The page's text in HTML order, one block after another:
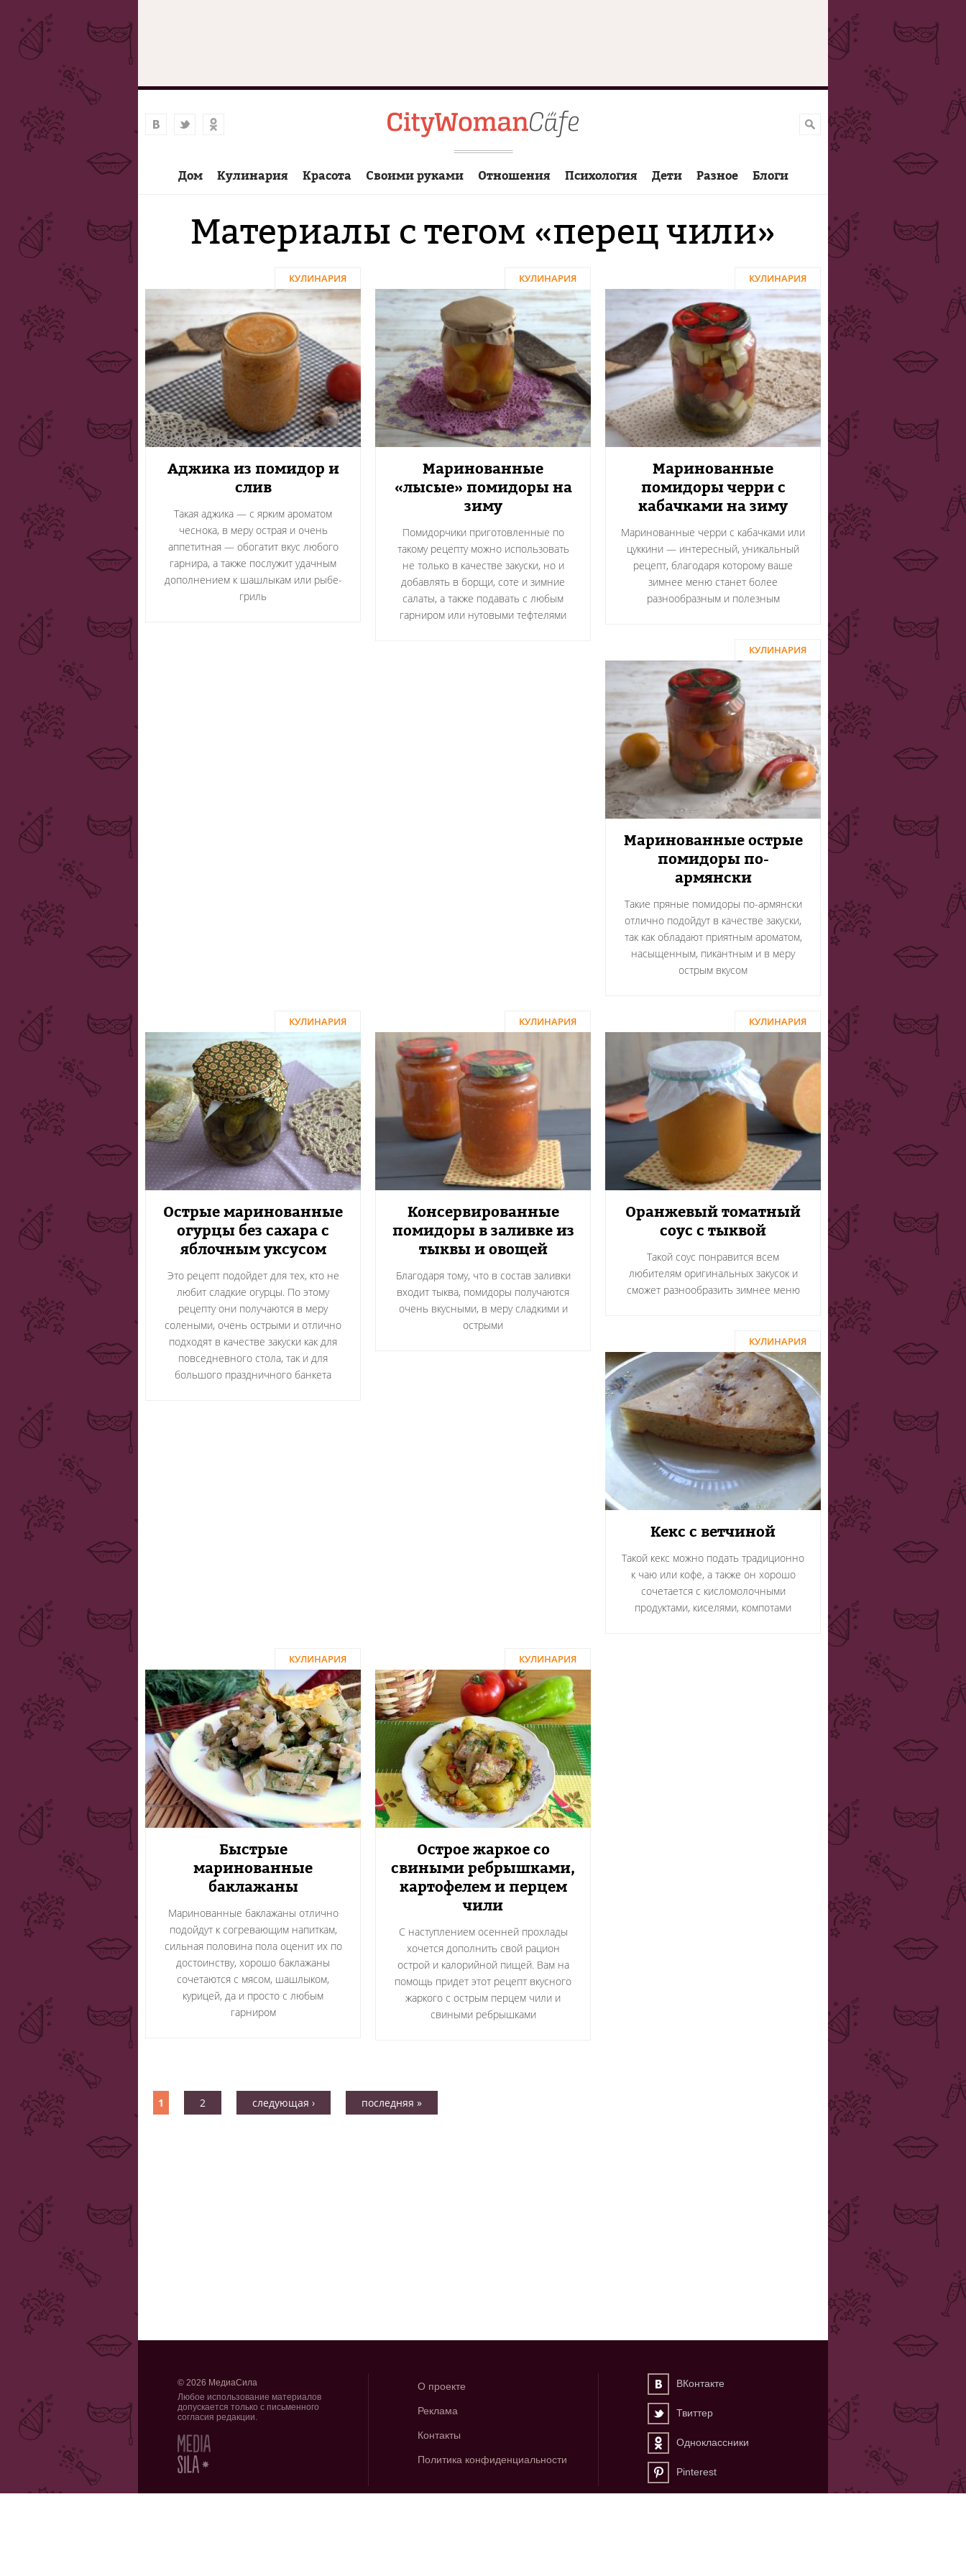
Дом Кулинария Красота Своими руками Отношения Психология Дети Разное Блоги
Материалы с тегом «перец чили»
КУЛИНАРИЯ
Аджика из помидор и
слив
Такая аджика — с ярким ароматом
чеснока, в меру острая и очень
аппетитная — обогатит вкус любого
гарнира, а также послужит удачным
дополнением к шашлыкам или рыбе-
гриль
КУЛИНАРИЯ
Маринованные
«лысые» помидоры на
зиму
Помидорчики приготовленные по
такому рецепту можно использовать
не только в качестве закуски, но и
добавлять в борщи, соте и зимние
салаты, а также подавать с любым
гарниром или нутовыми тефтелями
КУЛИНАРИЯ
Маринованные
помидоры черри с
кабачками на зиму
Маринованные черри с кабачками или
цуккини — интересный, уникальный
рецепт, благодаря которому ваше
зимнее меню станет более
разнообразным и полезным
КУЛИНАРИЯ
Маринованные острые
помидоры по-
армянски
Такие пряные помидоры по-армянски
отлично подойдут в качестве закуски,
так как обладают приятным ароматом,
насыщенным, пикантным и в меру
острым вкусом
КУЛИНАРИЯ
Острые маринованные
огурцы без сахара с
яблочным уксусом
Это рецепт подойдет для тех, кто не
любит сладкие огурцы. По этому
рецепту они получаются в меру
солеными, очень острыми и отлично
подходят в качестве закуски как для
повседневного стола, так и для
большого праздничного банкета
КУЛИНАРИЯ
Консервированные
помидоры в заливке из
тыквы и овощей
Благодаря тому, что в состав заливки
входит тыква, помидоры получаются
очень вкусными, в меру сладкими и
острыми
КУЛИНАРИЯ
Оранжевый томатный
соус с тыквой
Такой соус понравится всем
любителям оригинальных закусок и
сможет разнообразить зимнее меню
КУЛИНАРИЯ
Кекс с ветчиной
Такой кекс можно подать традиционно
к чаю или кофе, а также он хорошо
сочетается с кисломолочными
продуктами, киселями, компотами
КУЛИНАРИЯ
Быстрые
маринованные
баклажаны
Маринованные баклажаны отлично
подойдут к согревающим напиткам,
сильная половина пола оценит их по
достоинству, хорошо баклажаны
сочетаются с мясом, шашлыком,
курицей, да и просто с любым
гарниром
КУЛИНАРИЯ
Острое жаркое со
свиными ребрышками,
картофелем и перцем
чили
С наступлением осенней прохлады
хочется дополнить свой рацион
острой и калорийной пищей. Вам на
помощь придет этот рецепт вкусного
жаркого с острым перцем чили и
свиными ребрышками
Страницы
1 2 следующая › последняя »
© 2026 МедиаСила
Любое использование материалов
допускается только с письменного
согласия редакции.
О проекте
Реклама
Контакты
Политика конфиденциальности
ВКонтакте
Твиттер
Одноклассники
Pinterest